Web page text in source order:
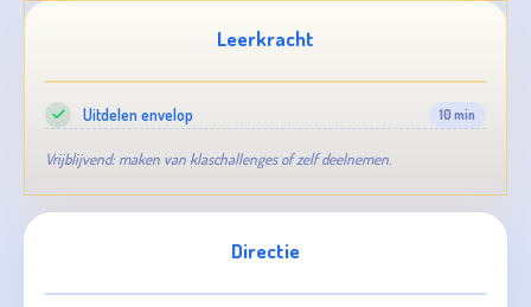
Leerkracht
Uitdelen envelop 10 min
Vrijblijvend: maken van klaschallenges of zelf deelnemen.
Directie